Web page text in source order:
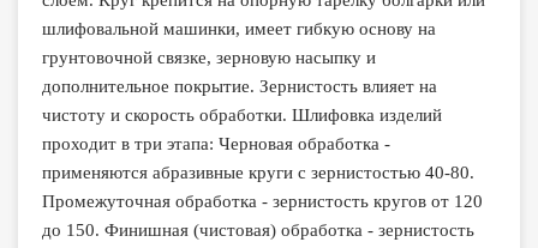
шлифовальной машинки, имеет гибкую основу на
грунтовочной связке, зерновую насыпку и
дополнительное покрытие. Зернистость влияет на
чистоту и скорость обработки. Шлифовка изделий
проходит в три этапа: Черновая обработка -
применяются абразивные круги с зернистостью 40-80.
Промежуточная обработка - зернистость кругов от 120
до 150. Финишная (чистовая) обработка - зернистость